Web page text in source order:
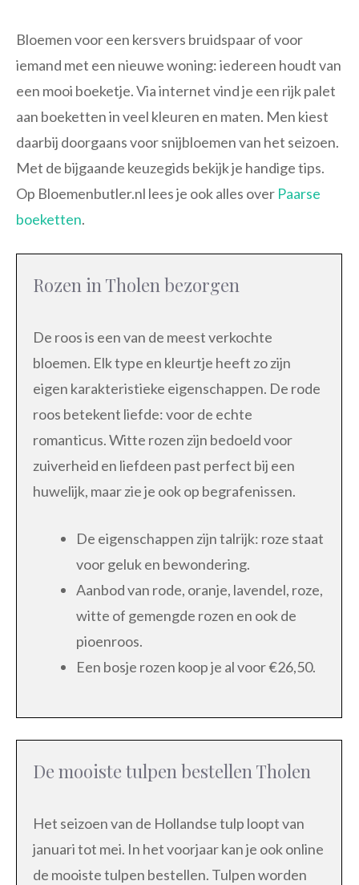
Bloemen voor een kersvers bruidspaar of voor
iemand met een nieuwe woning: iedereen houdt van
een mooi boeketje. Via internet vind je een rijk palet
aan boeketten in veel kleuren en maten. Men kiest
daarbij doorgaans voor snijbloemen van het seizoen.
Met de bijgaande keuzegids bekijk je handige tips.
Op Bloemenbutler.nl lees je ook alles over Paarse
boeketten.
Rozen in Tholen bezorgen
De roos is een van de meest verkochte
bloemen. Elk type en kleurtje heeft zo zijn
eigen karakteristieke eigenschappen. De rode
roos betekent liefde: voor de echte
romanticus. Witte rozen zijn bedoeld voor
zuiverheid en liefdeen past perfect bij een
huwelijk, maar zie je ook op begrafenissen.
De eigenschappen zijn talrijk: roze staat
voor geluk en bewondering.
Aanbod van rode, oranje, lavendel, roze,
witte of gemengde rozen en ook de
pioenroos.
Een bosje rozen koop je al voor €26,50.
De mooiste tulpen bestellen Tholen
Het seizoen van de Hollandse tulp loopt van
januari tot mei. In het voorjaar kan je ook online
de mooiste tulpen bestellen. Tulpen worden